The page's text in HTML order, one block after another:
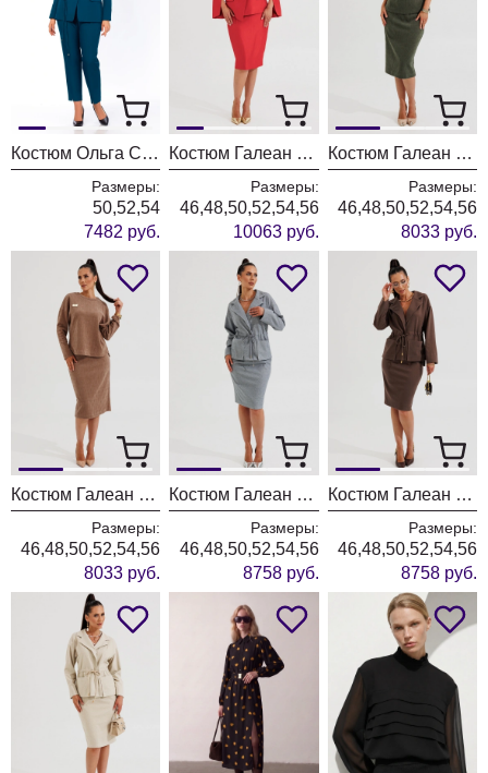
Костюм Ольга Стиль С1047 морская волна
Размеры:
50,52,54
7482 руб.
Костюм Галеан Cтиль 1000 красный
Размеры:
46,48,50,52,54,56
10063 руб.
Костюм Галеан Cтиль 990 хаки
Размеры:
46,48,50,52,54,56
8033 руб.
Костюм Галеан Cтиль 990 светло-коричневый
Размеры:
46,48,50,52,54,56
8033 руб.
Костюм Галеан Cтиль 961 серый
Размеры:
46,48,50,52,54,56
8758 руб.
Костюм Галеан Cтиль 961 коричневый
Размеры:
46,48,50,52,54,56
8758 руб.